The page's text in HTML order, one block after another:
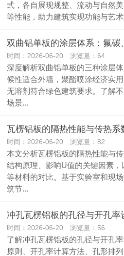
式，各自展现规整、流动与自然
等性能，助力建筑实现功能与艺术
双曲铝单板的涂层体系：氟碳
时间：2026-06-20 浏览量：64
深度解析双曲铝单板的三种涂层
候性适合外墙，聚酯喷涂经济实
无溶剂符合绿色建筑要求。了解
场景...
瓦楞铝板的隔热性能与传热系
时间：2026-06-20 浏览量：82
本文分析瓦楞铝板的隔热性能与
结构原理、影响U值的关键因素
等材料的对比。基于实验室和现
筑节...
冲孔瓦楞铝板的孔径与开孔率
时间：2026-06-20 浏览量：56
了解冲孔瓦楞铝板的孔径与开孔
原则、开孔率计算方法、孔形排